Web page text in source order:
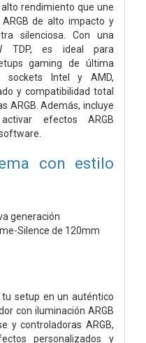
alto rendimiento que une
de alto impacto y
silenciosa. Con una
TDP, es ideal para
gaming de última
sockets Intel y AMD,
y compatibilidad total
ARGB. Además, incluye
efectos ARGB
con estilo
generación
Silence de 120mm
tu setup en un auténtico
con iluminación ARGB
y controladoras ARGB,
personalizados y